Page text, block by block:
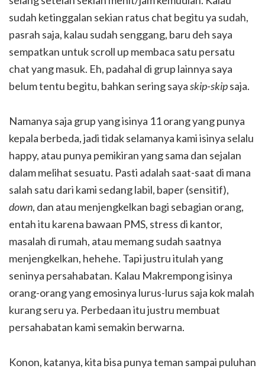
sudah ketinggalan sekian ratus chat begitu ya sudah,
pasrah saja, kalau sudah senggang, baru deh saya
sempatkan untuk scroll up membaca satu persatu
chat yang masuk. Eh, padahal di grup lainnya saya
belum tentu begitu, bahkan sering sayaskip-skipsaja.
Namanya saja grup yang isinya 11 orang yang punya
kepala berbeda, jadi tidak selamanya kami isinya selalu
happy, atau punya pemikiran yang sama dan sejalan
dalam melihat sesuatu. Pasti adalah saat-saat di mana
salah satu dari kami sedang labil, baper (sensitif),
down, dan atau menjengkelkan bagi sebagian orang,
entah itu karena bawaan PMS, stress di kantor,
masalah di rumah, atau memang sudah saatnya
menjengkelkan, hehehe. Tapi justru itulah yang
seninya persahabatan. Kalau Makrempong isinya
orang-orang yang emosinya lurus-lurus saja kok malah
kurang seru ya. Perbedaan itu justru membuat
persahabatan kami semakin berwarna.
Konon, katanya, kita bisa punya teman sampai puluhan